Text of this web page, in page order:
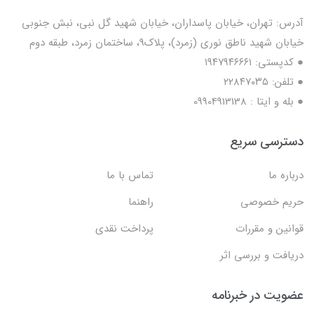
آدرس: تهران، خیابان پاسداران، خیابان شهید گل نبی، نبش جنوبی
خیابان شهید ناطق نوری (زمرد)، پلاک9، ساختمان زمرد، طبقه دوم
● کدپستی: ۱۹۴۷۹۴۶۶۶۱
● تلفن: ٢٢٨۴٧۰۳۵
● بله و ایتا : 09904913138
دسترسی سریع
درباره ما
تماس با ما
حریم خصوصی
راهنما
قوانین و مقررات
پرداخت نقدی
دریافت و بررسی اثر
عضویت در خبرنامه